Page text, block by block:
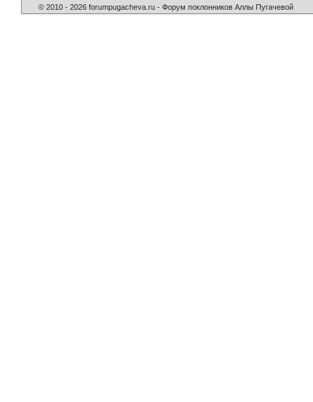
© 2010 - 2026 forumpugacheva.ru - Форум поклонников Аллы Пугачевой